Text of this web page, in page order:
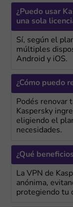
¿Puedo usar
una sola
Sí, según el
múltiples
Android y iOS.
¿Cómo puedo
Podés renovar
Kaspersky
eligiendo el
necesidades.
¿Qué
La VPN de
anónima,
protegiendo tu